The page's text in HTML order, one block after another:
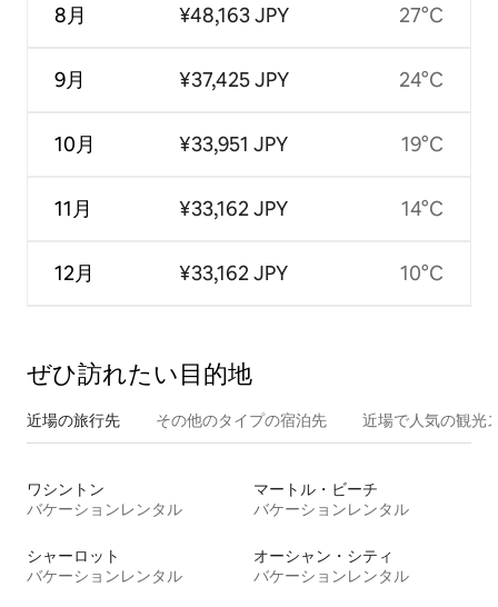
8月
9月
10月
11月
12月
¥48,163 JPY
¥37,425 JPY
¥33,951 JPY
¥33,162 JPY
¥33,162 JPY
27°C
24°C
19°C
14°C
10°C
ぜひ訪⁠れ⁠た⁠い目⁠的⁠地
近場の旅行先 その他のタ⁠イ⁠プ⁠の宿⁠泊⁠先 近場で人気の観光
ワシントン
バケーションレンタル
マートル・ビーチ
バケーションレンタル
シャーロット
バケーションレンタル
オーシャン・シティ
バケーションレンタル